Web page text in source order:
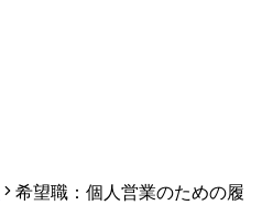
希望職：個人営業のための履